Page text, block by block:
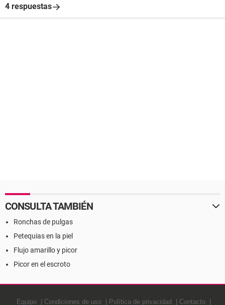
4 respuestas
CONSULTA TAMBIÉN
Ronchas de pulgas
Petequias en la piel
Flujo amarillo y picor
Picor en el escroto
Equipo Condiciones de uso Política de privacidad Contacto